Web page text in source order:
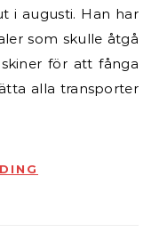
i augusti. Han har
som skulle åtgå
för att fånga
alla transporter